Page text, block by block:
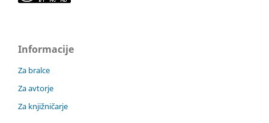
Informacije
Za bralce
Za avtorje
Za knjižničarje